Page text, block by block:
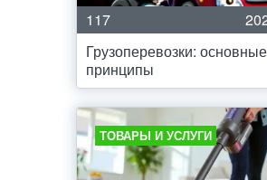
117
Грузоперевозки: основные
принципы
ТОВАРЫ И УСЛУГИ